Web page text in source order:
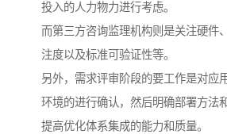
投入的人力物力进行考虑。
而第三方咨询监理机构则是关注硬件
注度以及标准可验证性等。
另外，需求评审阶段的要工作是对应
环境的进行确认，然后明确部署方法
提高优化体系集成的能力和质量。